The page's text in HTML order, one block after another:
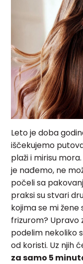
Leto je doba
iščekujemo
plaži i mirisu
je nađemo, ne
počeli sa
praksi su stvari
kojima se mi
frizurom? Upravo
podelim nekoliko
od koristi. Uz njih
za samo 5